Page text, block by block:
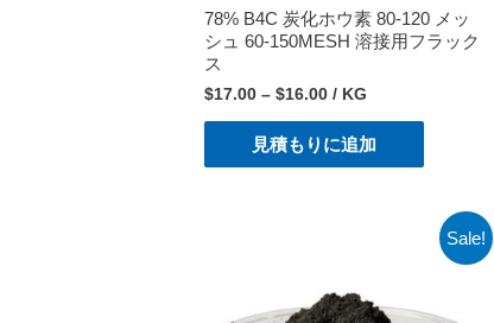
78% B4C 炭化ホウ素 80-120 メッ
シュ 60-150MESH 溶接用フラック
ス
$17.00 – $16.00 / KG
見積もりに追加
Sale!